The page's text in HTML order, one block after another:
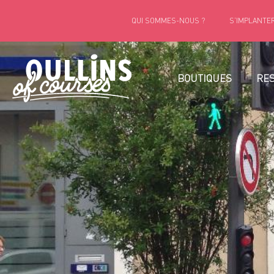
QUI SOMMES-NOUS ?
BOUTIQUES